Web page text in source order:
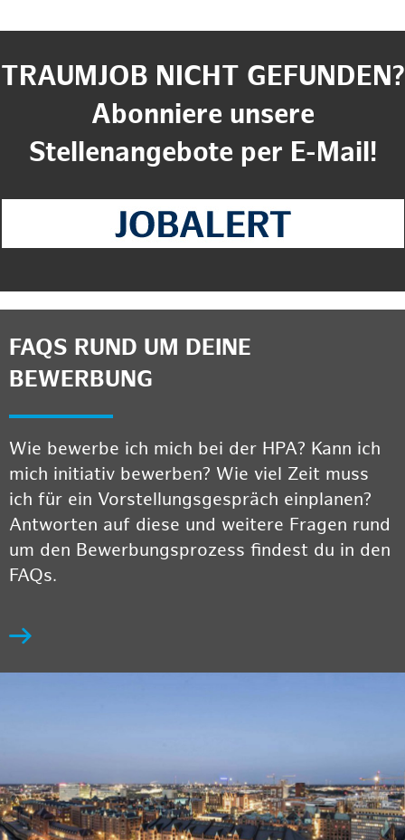
TRAUMJOB NICHT GEFUNDEN?
Abonniere unsere
Stellenangebote per E-Mail!
FAQS RUND UM DEINE
BEWERBUNG
Wie bewerbe ich mich bei der HPA? Kann ich
mich initiativ bewerben? Wie viel Zeit muss
ich für ein Vorstellungsgespräch einplanen?
Antworten auf diese und weitere Fragen rund
um den Bewerbungsprozess findest du in den
FAQs.